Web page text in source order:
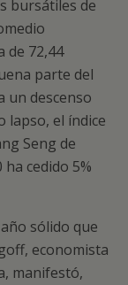
bursátiles de
de 72,44
parte del
un descenso
lapso, el índice
Seng de
ha cedido 5%
sólido que
economista
manifestó,